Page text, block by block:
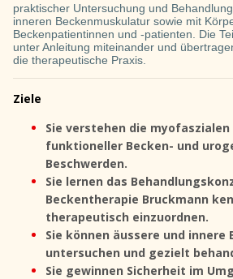
praktischer Untersuchung und
inneren Beckenmuskulatur sowie mit
Beckenpatientinnen und -patienten. Die
unter Anleitung miteinander und
die therapeutische Praxis.
Ziele
Sie verstehen die
funktioneller Becken- und
Beschwerden.
Sie lernen das
Beckentherapie Bruckmann
therapeutisch einzuordnen.
Sie können äussere und
untersuchen und gezielt
Sie gewinnen Sicherheit im